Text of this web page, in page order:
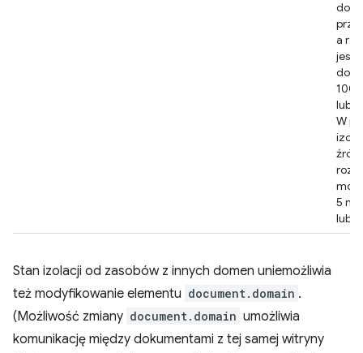
a
jest
do
100
lub
W
5
lub
Stan izolacji od zasobów z innych domen uniemożliwia
też modyfikowanie elementu document.domain .
(Możliwość zmiany document.domain umożliwia
komunikację między dokumentami z tej samej witryny